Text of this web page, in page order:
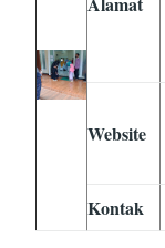
Website
Kontak